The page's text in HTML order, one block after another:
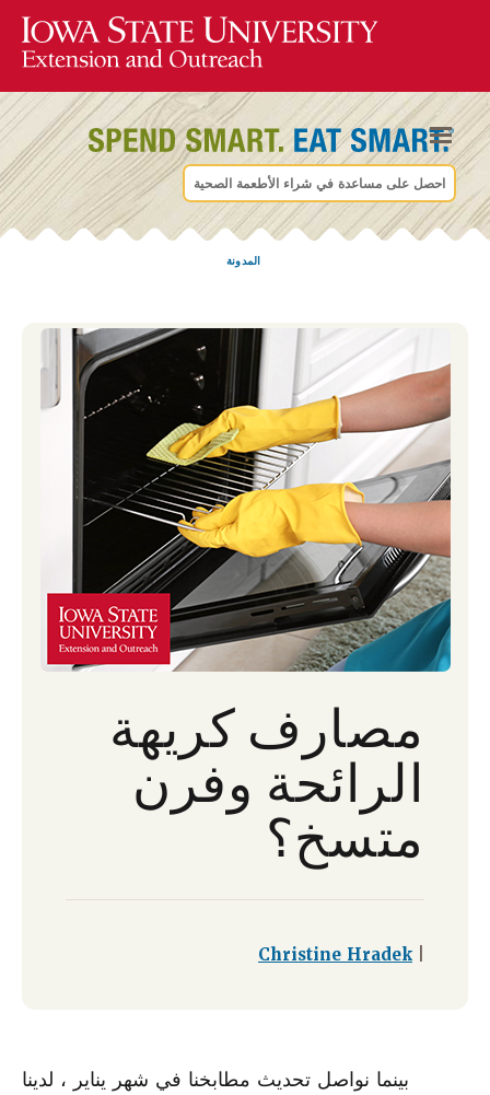
احصل على مساعدة في شراء الأطعمة الصحية
المدونة
مصارف كريهة
الرائحة وفرن
متسخ؟
Christine Hradek
بينما نواصل تحديث مطابخنا في شهر يناير ، لدينا